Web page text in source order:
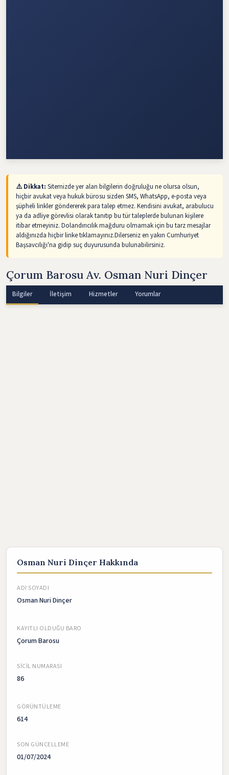
⚠️ Dikkat: Sitemizde yer alan bilgilerin doğruluğu ne olursa olsun,
hiçbir avukat veya hukuk bürosu sizden SMS, WhatsApp, e-posta veya
şüpheli linkler göndererek para talep etmez. Kendisini avukat, arabulucu
ya da adliye görevlisi olarak tanıtıp bu tür taleplerde bulunan kişilere
itibar etmeyiniz. Dolandırıcılık mağduru olmamak için bu tarz mesajlar
aldığınızda hiçbir linke tıklamayınız.Dilerseniz en yakın Cumhuriyet
Başsavcılığı'na gidip suç duyurusunda bulunabilirsiniz.
Çorum Barosu Av. Osman Nuri Dinçer
Bilgiler İletişim Hizmetler Yorumlar
Osman Nuri Dinçer Hakkında
ADI SOYADI
Osman Nuri Dinçer
KAYITLI OLDUĞU BARO
Çorum Barosu
SICIL NUMARASI
86
GÖRÜNTÜLEME
614
SON GÜNCELLEME
01/07/2024